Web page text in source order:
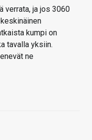
verrata, ja jos 3060
kumpi on
tavalla yksiin.
ne